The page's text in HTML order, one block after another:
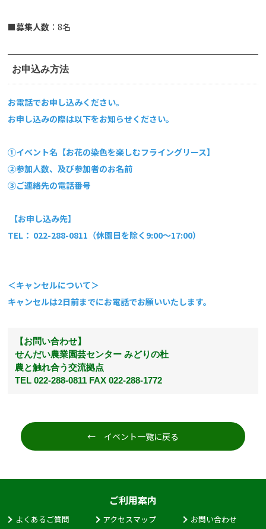
■募集人数 ：8名
お申込み方法
お電話でお申し込みください。
お申し込みの際は以下をお知らせください。
①イベント名【お花の染色を楽しむフライングリース】
②参加人数、及び参加者のお名前
③ご連絡先の電話番号
【お申し込み先】
TEL： 022-288-0811（休園日を除く9:00～17:00）
＜キャンセルについて＞
キャンセルは2日前までにお電話でお願いいたします。
​【お問い合わせ】
せんだい農業園芸センター みどりの杜
農と触れ合う交流拠点
TEL 022-288-0811 FAX 022-288-1772
← イベント一覧に戻る
ご利用案内
よくあるご質問 アクセスマップ お問い合わせ